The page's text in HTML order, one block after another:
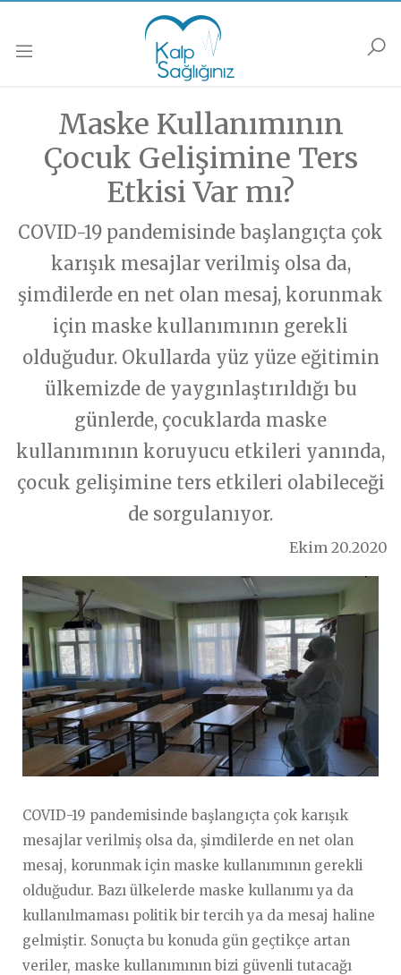
Anasayfa
Podcastler
Kalp Hastalıkları
Kalp Dışı Hastalıklar
Gelecek/ Yapay Zeka
Popüler Bilim/Araştırma/Haberler
Sağlıklı Yaşama/ Yaşlanma
Soru - Cevap
İletişim
HABERLER
Kalp Hastalıkları
Soru-Cevap
Sağlıklı Yaşama/Yaşlanma
Gelecek/ Yapay Zeka
Kalbinize Şifa
PODCASTLER
Genel
YAZILAR
Dr.Genco Yucelin Blogu
iletisim@kalpsagliginiz.com
Soru Sor
Muayene
Maske Kullanımının
Çocuk Gelişimine Ters
Etkisi Var mı?
COVID-19 pandemisinde başlangıçta çok
karışık mesajlar verilmiş olsa da,
şimdilerde en net olan mesaj, korunmak
için maske kullanımının gerekli
olduğudur. Okullarda yüz yüze eğitimin
ülkemizde de yaygınlaştırıldığı bu
günlerde, çocuklarda maske
kullanımının koruyucu etkileri yanında,
çocuk gelişimine ters etkileri olabileceği
de sorgulanıyor.
Ekim 20.2020
COVID-19 pandemisinde başlangıçta çok karışık
mesajlar verilmiş olsa da, şimdilerde en net olan
mesaj, korunmak için maske kullanımının gerekli
olduğudur. Bazı ülkelerde maske kullanımı ya da
kullanılmaması politik bir tercih ya da mesaj haline
gelmiştir. Sonuçta bu konuda gün geçtikçe artan
veriler, maske kullanımının bizi güvenli tutacağı
Soru Sor
Soru Sor formunu doldurarak sorununuzu sorun,
biz yanıtlayalım…
E-Posta
Telefon
Sorunuz
GÖNDER
Muayene
Muayene olmak istiyorsanız,
Muayene Formunu doldurarak bize ulaşabilirsiniz.
E-Posta
Telefon
Muayene Tipi
Muayene Nedeni
GÖNDER